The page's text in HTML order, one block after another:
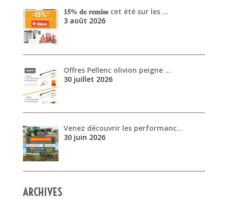
𝟏𝟓% 𝐝𝐞 𝐫𝐞𝐦𝐢𝐬𝐞 cet été sur les …
3 août 2026
Offres Pellenc olivion peigne …
30 juillet 2026
Venez découvrir les performanc…
30 juin 2026
ARCHIVES